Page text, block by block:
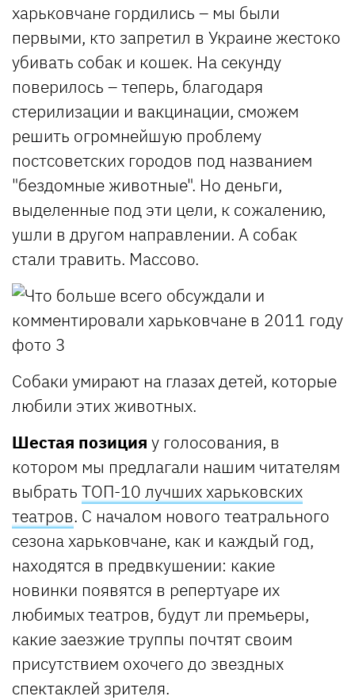
харьковчане гордились – мы были
первыми, кто запретил в Украине жестоко
убивать собак и кошек. На секунду
поверилось – теперь, благодаря
стерилизации и вакцинации, сможем
решить огромнейшую проблему
постсоветских городов под названием
"бездомные животные". Но деньги,
выделенные под эти цели, к сожалению,
ушли в другом направлении. А собак
стали травить. Массово.
Собаки умирают на глазах детей, которые
любили этих животных.
Шестая позиция у голосования, в
котором мы предлагали нашим читателям
выбрать ТОП-10 лучших харьковских
театров. С началом нового театрального
сезона харьковчане, как и каждый год,
находятся в предвкушении: какие
новинки появятся в репертуаре их
любимых театров, будут ли премьеры,
какие заезжие труппы почтят своим
присутствием охочего до звездных
спектаклей зрителя.